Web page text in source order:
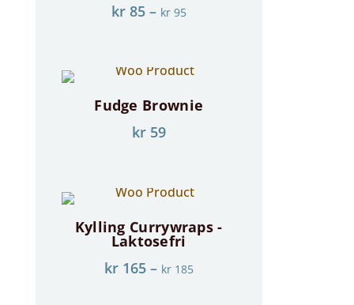
kr85– kr95
Fudge Brownie
kr59
Kylling Currywraps -
Laktosefri
kr165– kr185